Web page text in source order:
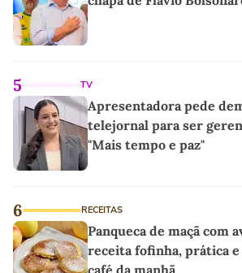
5 TV
Apresentadora pede
telejornal para ser
"Mais tempo e paz"
6 RECEITAS
Panqueca de maçã com
receita fofinha, prática
café da manhã